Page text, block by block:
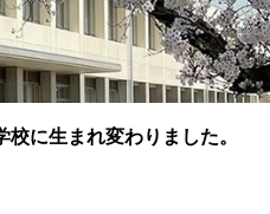
に生まれ変わりました。